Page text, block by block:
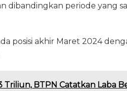
dibandingkan periode yang
posisi akhir Maret 2024
Triliun, BTPN Catatkan Laba